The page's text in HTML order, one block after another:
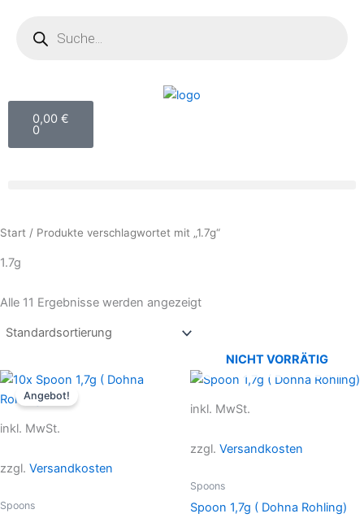
springen
0,00 €
0
Warenkorb
Start / Produkte verschlagwortet mit „1.7g“
1.7g
Alle 11 Ergebnisse werden angezeigt
Angebot!
inkl. MwSt.
zzgl. Versandkosten
Spoons
Ursprünglicher
Preis
war:
Aktueller
Preis
NICHT VORRÄTIG
inkl. MwSt.
zzgl. Versandkosten
Spoons
Spoon 1,7g ( Dohna Rohling)